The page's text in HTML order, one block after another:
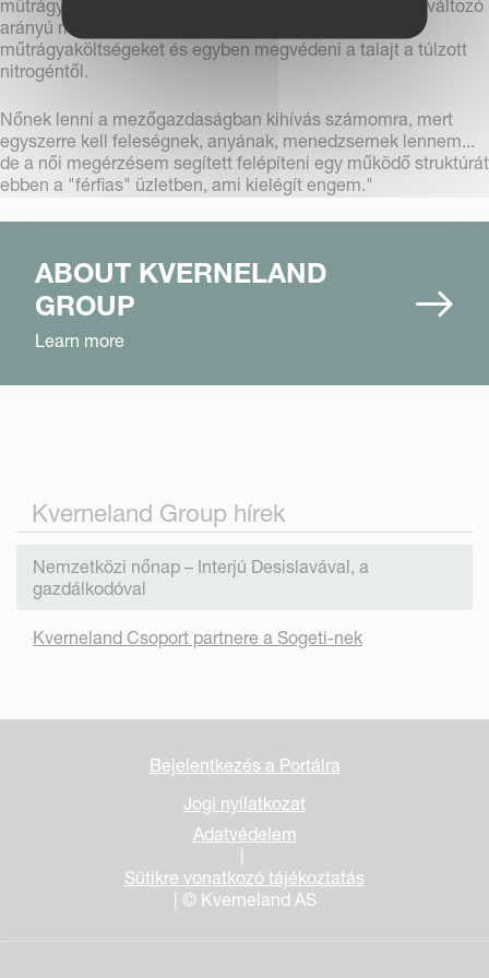
műtrágyaszóró, ami szintén egy álom vált valóra, mert változó
arányú műtrágyázással sikerült csökkenteni a
műtrágyaköltségeket és egyben megvédeni a talajt a túlzott
nitrogéntől.
Nőnek lenni a mezőgazdaságban kihívás számomra, mert
egyszerre kell feleségnek, anyának, menedzsernek lennem...
de a női megérzésem segített felépíteni egy működő struktúrát
ebben a "férfias" üzletben, ami kielégít engem."
ABOUT KVERNELAND
GROUP
Learn more
Kverneland Group hírek
Nemzetközi nőnap – Interjú Desislavával, a
gazdálkodóval
Kverneland Csoport partnere a Sogeti-nek
Bejelentkezés a Portálra
Jogi nyilatkozat
Adatvédelem
|
Sütikre vonatkozó tájékoztatás
| © Kverneland AS